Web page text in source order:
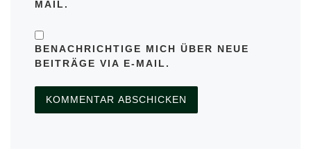
MAIL.
BENACHRICHTIGE MICH ÜBER NEUE
BEITRÄGE VIA E-MAIL.